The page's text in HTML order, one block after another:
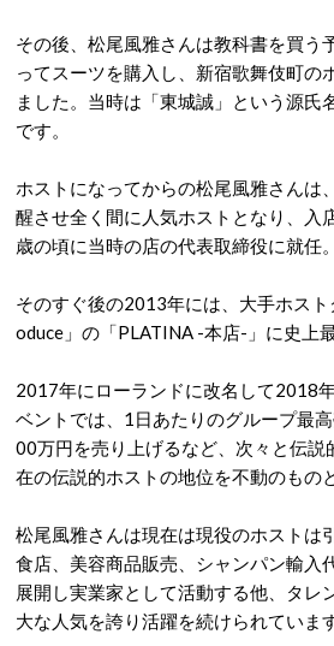
その後、松尾風雅さんは教科書を買う
ってスーツを購入し、新宿歌舞伎町の
ました。当時は「東城誠」という源氏
です。
ホストになってからの松尾風雅さんは
醒させ全く間に人気ホストとなり、入
歳の頃に当時の店の代表取締役に就任。
そのすぐ後の2013年には、大手ホス
oduce」の「PLATINA -本店-」に史上
2017年にローランドに改名して2018
ベントでは、1日あたりのグループ最
00万円を売り上げるなど、次々と伝説
在の伝説的ホストの地位を不動のもの
松尾風雅さんは現在は現役のホストは
食店、美容商品販売、シャンパン輸入
展開し実業家として活動する他、タレ
大な人気を誇り活躍を続けられています